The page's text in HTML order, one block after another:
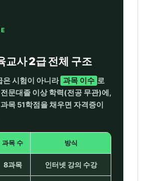
교사 2급 전체 구조
은 시험이 아니라 과목 이수 로
문대졸 이상 학력(전공 무관)에,
목 51학점을 채우면 자격증이
과목 수 방식
8과목 인터넷 강의 수강